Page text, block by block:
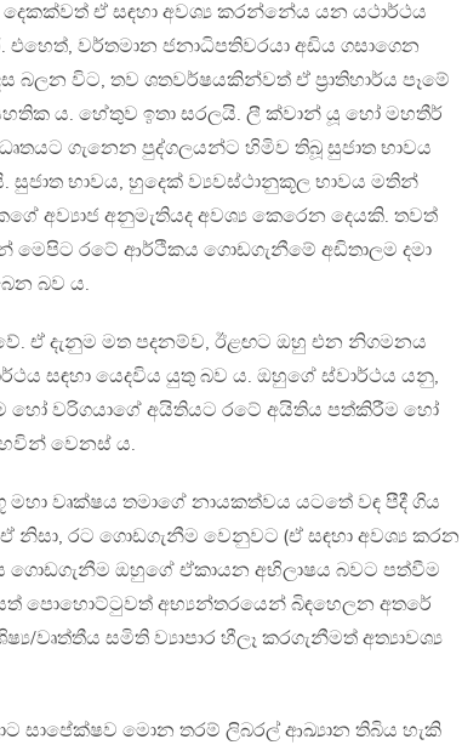
ඒ සඳහා අවශ්‍ය කරන්නේය යන යථාර්ථය
වර්තමාන ජනාධිපතිවරයා අඩිය ගසාගෙන
විට, තව ශතවර්ෂයකින්වත් ඒ ප්‍රාතිහාර්ය පෑමේ
ය. හේතුව ඉතා සරලයි. ලී ක්වාන් යූ හෝ මහතීර්
ගැනෙන පුද්ගලයන්ට හිමිව තිබූ සුජාත භාවය
භාවය, හුදෙක් ව්‍යවස්ථානුකූල භාවය මතින්
අව්‍යාජ අනුමැතියද අවශ්‍ය කෙරෙන දෙයකි. තවත්
රටේ ආර්ථිකය ගොඩගැනීමේ අඩිතාලම දමා
බව ය.
ඒ දැනුම මත පදනම්ව, ඊළඟට ඔහු එන නිගමනය
සඳහා යෙදවිය යුතු බව ය. ඔහුගේ ස්වාර්ථය යනු,
හෝ වරිගයාගේ අයිතියට රටේ අයිතිය පත්කිරීම හෝ
වෙනස් ය.
වෘක්ෂය තමාගේ නායකත්වය යටතේ වඳ පීදී ගිය
නිසා, රට ගොඩගැනීම වෙනුවට (ඒ සඳහා අවශ්‍ය කරන
ගොඩගැනීම ඔහුගේ ඒකායන අභිලාෂය බවට පත්වීම
පොහොට්ටුවත් අභ්‍යන්තරයෙන් බිඳහෙලන අතරේ
වෘත්තීය සමිති ව්‍යාපාර හීලෑ කරගැනීමත් අත්‍යාවශ්‍ය
සාපේක්ෂව මොන තරම් ලිබරල් ආඛ්‍යාන තිබිය හැකි